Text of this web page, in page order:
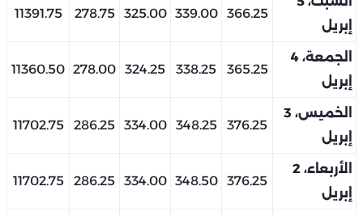
إبريل
366.25
339.00
325.00
278.75
11391.75
الجمعة، 4
إبريل
365.25
338.25
324.25
278.00
11360.50
الخميس، 3
إبريل
376.25
348.25
334.00
286.25
11702.75
الأربعاء، 2
إبريل
376.25
348.50
334.00
286.25
11702.75